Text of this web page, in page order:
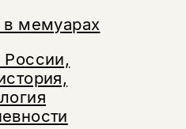
в мемуарах
России,